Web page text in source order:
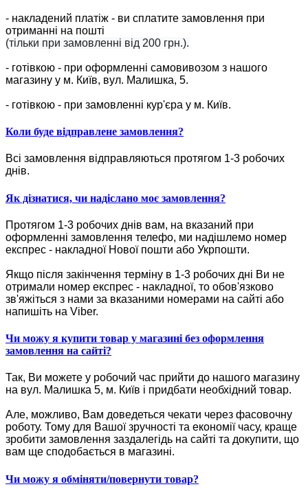
- накладений платіж - ви сплатите замовлення при
отриманні на пошті
(тільки при замовленні від 200 грн.).
- готівкою - при оформленні самовивозом з нашого
магазину у м. Київ, вул. Малишка, 5.
- готівкою - при замовленні кур'єра у м. Київ.
Коли буде відправлене замовлення?
Всі замовлення відправляються протягом 1-3 робочих
днів.
Як дізнатися, чи надіслано моє замовлення?
Протягом 1-3 робочих днів вам, на вказаний при
оформленні замовлення телефо, ми надішлемо номер
експрес - накладної Нової пошти або Укрпошти.
Якщо після закінчення терміну в 1-3 робочих дні Ви не
отримали номер експрес - накладної, то обов'язково
зв'яжіться з нами за вказаними номерами на сайті або
напишіть на Viber.
Чи можу я купити товар у магазині без оформлення
замовлення на сайті?
Так, Ви можете у робочий час прийти до нашого магазину
на вул. Малишка 5, м. Київ і придбати необхідний товар.
Але, можливо, Вам доведеться чекати через фасовочну
роботу. Тому для Вашої зручності та економії часу, краще
зробити замовлення заздалегідь на сайті та докупити, що
вам ще сподобається в магазині.
Чи можу я обміняти/повернути товар?